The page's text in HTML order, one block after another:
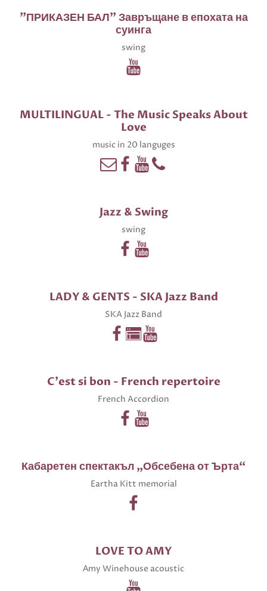
"ПРИКАЗЕН БАЛ" Завръщане в епохата на
суинга
swing
MULTILINGUAL - The Music Speaks About
Love
music in 20 languges
Jazz & Swing
swing
LADY & GENTS - SKA Jazz Band
SKA Jazz Band
C'est si bon - French repertoire
French Accordion
Кабаретен спектакъл „Обсебена от Ърта“
Eartha Kitt memorial
LOVE TO AMY
Аmy Winehouse acoustic